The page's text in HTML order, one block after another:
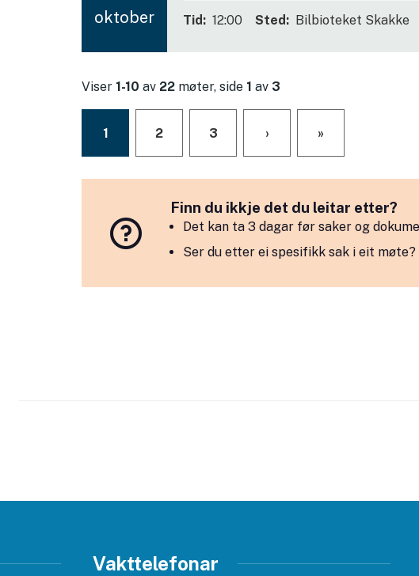
oktober
2
6
Tid 12:00 Sted Bilbioteket Skakke
Viser 1-10 av 22 møter, side 1 av 3
1 2 3 › »
Finn du ikkje det du leitar etter?
Det kan ta 3 dagar før saker og
Ser du etter ei spesifikk sak i eit
Vakttelefonar